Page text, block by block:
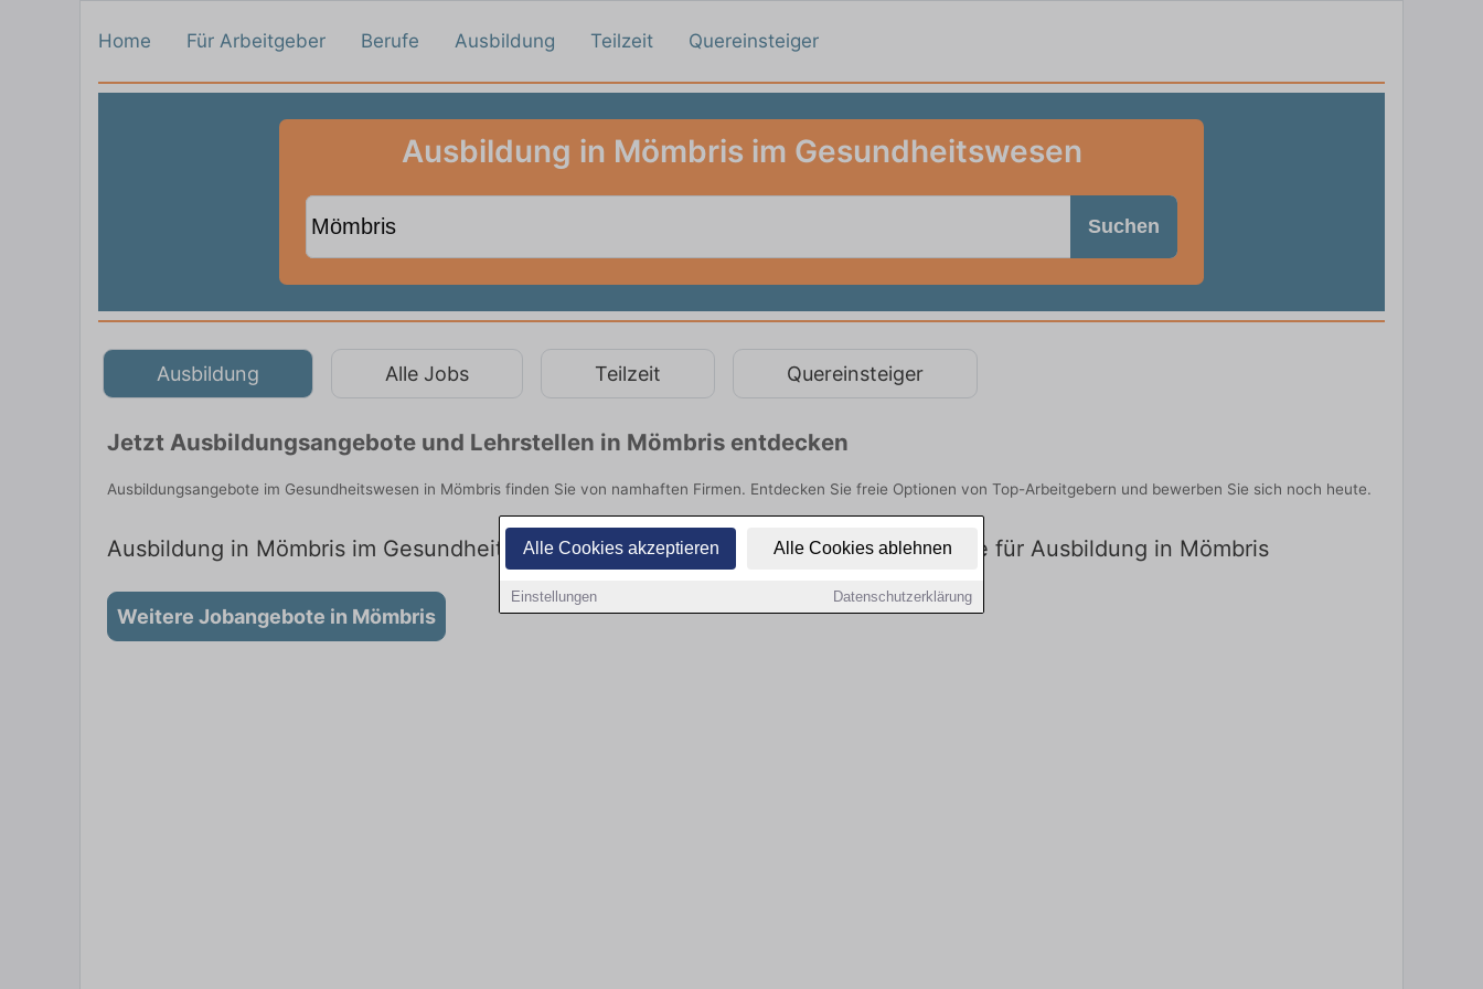
Alle Cookies akzeptieren Alle Cookies ablehnen
Einstellungen Datenschutzerklärung
Home Für Arbeitgeber Berufe Ausbildung Teilzeit Quereinsteiger
Ausbildung in Mömbris im Gesundheitswesen
Suchen
Ausbildung Alle Jobs Teilzeit Quereinsteiger
Jetzt Ausbildungsangebote und Lehrstellen in Mömbris entdecken
Ausbildungsangebote im Gesundheitswesen in Mömbris finden Sie von namhaften Firmen. Entdecken Sie freie Optionen von Top-Arbeitgebern und bewerben Sie sich noch heute.
Ausbildung in Mömbris im Gesundheitswesen: Aktuell gibt es keine Stellenangebote für Ausbildung in Mömbris
Weitere Jobangebote in Mömbris